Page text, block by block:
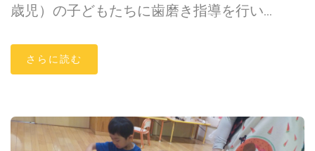
歳児）の子どもたちに歯磨き指導を行い...
さらに読む